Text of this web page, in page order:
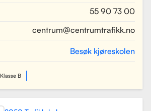
elevene best mulig til oppkjøring.
Gjennom en kombinasjon av teori
gjøre prosessen med å ta førerkort
både enkel og trygg for alle elever.
55 90 73 00
centrum@centrumtrafikk.no
Besøk kjøreskolen
Klasse B